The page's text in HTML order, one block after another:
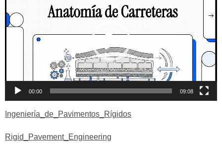
00:00 09:08
Ingeniería_de_Pavimentos_Rígidos
Rigid_Pavement_Engineering